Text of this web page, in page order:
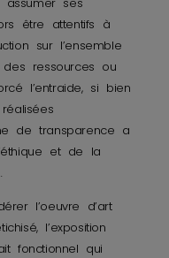
être attentifs à
sur l’ensemble
ressources ou
l’entraide, si bien
de transparence a
et de la
l’oeuvre d’art
l’exposition
fonctionnel qui